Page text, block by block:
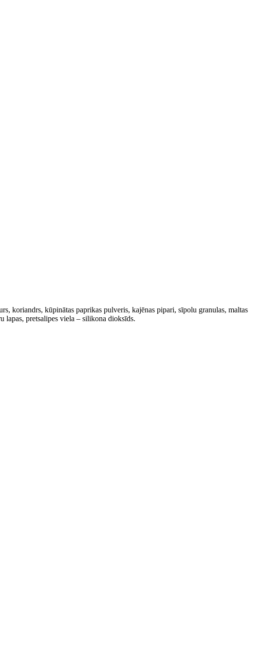
koriandrs, kūpinātas paprikas pulveris, kajēnas pipari, sīpolu granulas, maltas
lapas, pretsalipes viela – silikona dioksīds.